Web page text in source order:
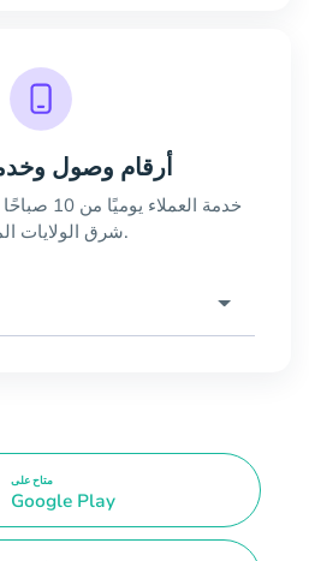
أرقام وصول
شرق الولايات المتحدة).
متاح على
Google Play